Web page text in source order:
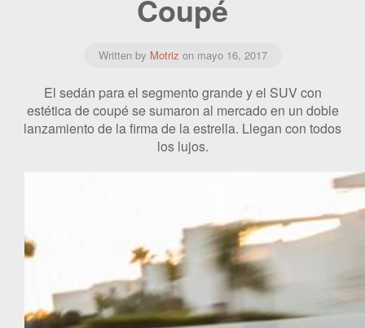
Coupé
Written by Motriz on mayo 16, 2017
El sedán para el segmento grande y el SUV con
estética de coupé se sumaron al mercado en un doble
lanzamiento de la firma de la estrella. Llegan con todos
los lujos.